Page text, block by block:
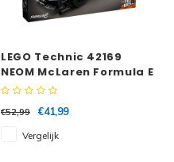
LEGO Technic 42169
NEOM McLaren Formula E
racewagen
€52,99
€41,99
Vergelijk